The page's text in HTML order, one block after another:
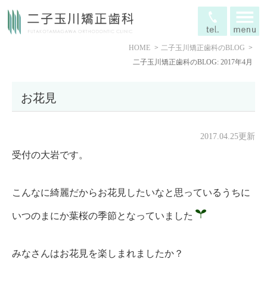
HOME
二子玉川矯正歯科のBLOG
二子玉川矯正歯科のBLOG: 2017年4月
お花見
2017.04.25更新
受付の大岩です。
こんなに綺麗だからお花見したいなと思っているうちに
いつのまにか葉桜の季節となっていました
みなさんはお花見を楽しまれましたか？